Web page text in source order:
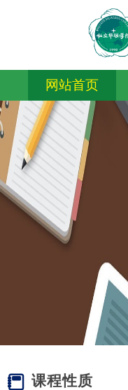
网站首页
互动交流
课程性质